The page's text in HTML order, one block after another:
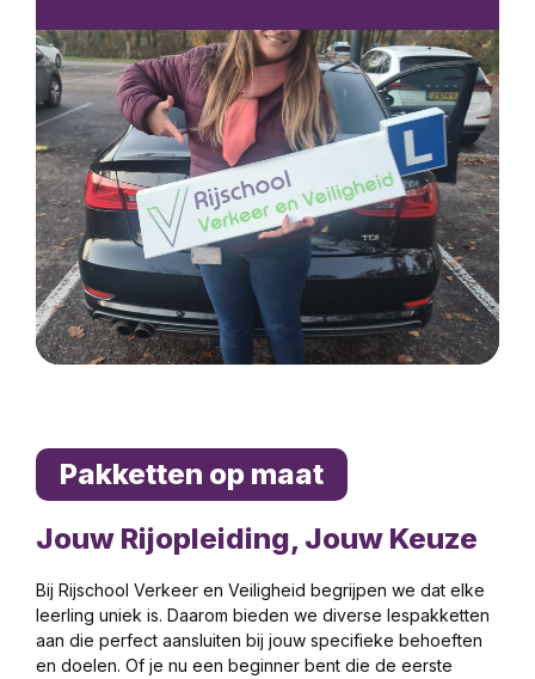
Pakketten op maat
Jouw Rijopleiding, Jouw Keuze
Bij Rijschool Verkeer en Veiligheid begrijpen we dat elke
leerling uniek is. Daarom bieden we diverse lespakketten
aan die perfect aansluiten bij jouw specifieke behoeften
en doelen. Of je nu een beginner bent die de eerste